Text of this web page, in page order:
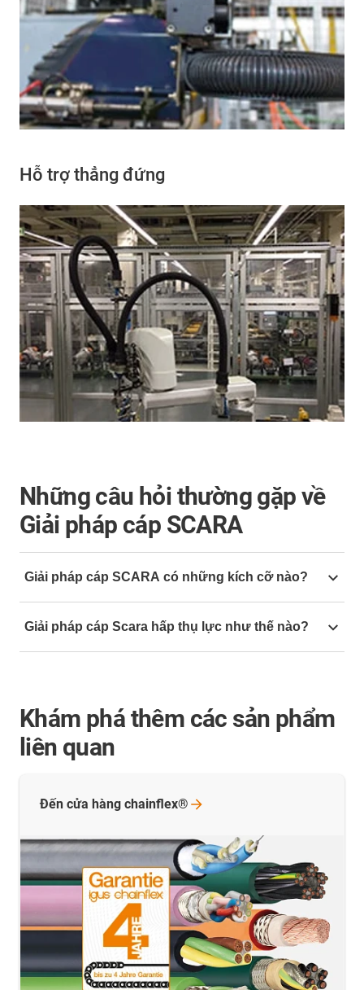
Hỗ trợ thẳng đứng
Những câu hỏi thường gặp về
Giải pháp cáp SCARA
Giải pháp cáp SCARA có những kích cỡ nào?
Giải pháp cáp Scara hấp thụ lực như thế nào?
Khám phá thêm các sản phẩm
liên quan
Đến cửa hàng chainflex®